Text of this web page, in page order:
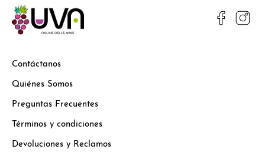
Contáctanos
Quiénes Somos
Preguntas Frecuentes
Términos y condiciones
Devoluciones y Reclamos